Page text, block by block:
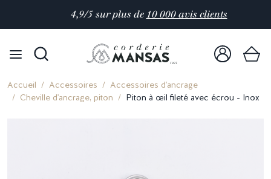
4,9/5 sur plus de 10 000 avis clients
Accueil Accessoires
Accessoires d'ancrage
Cheville d'ancrage, piton
Piton à œil fileté avec écrou - Inox